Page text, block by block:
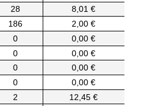
28
8,01 €
186
2,00 €
0
0,00 €
0
0,00 €
0
0,00 €
0
0,00 €
2
12,45 €